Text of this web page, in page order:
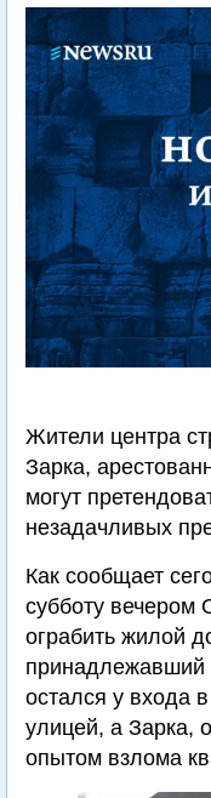
Жители центра
Зарка,
могут
незадачливых
Как сообщает
субботу
ограбить жилой
принадлежавший
остался у входа
улицей, а
опытом взлома